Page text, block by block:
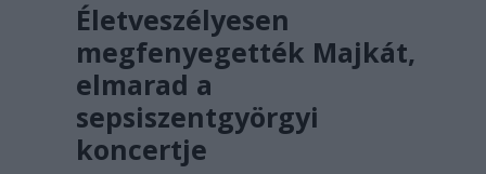
Életveszélyesen
megfenyegették Majkát,
elmarad a
sepsiszentgyörgyi
koncertje